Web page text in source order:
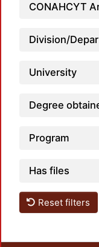
CONAHCYT
Division/
University
Degree
Program
Has files
Reset filters